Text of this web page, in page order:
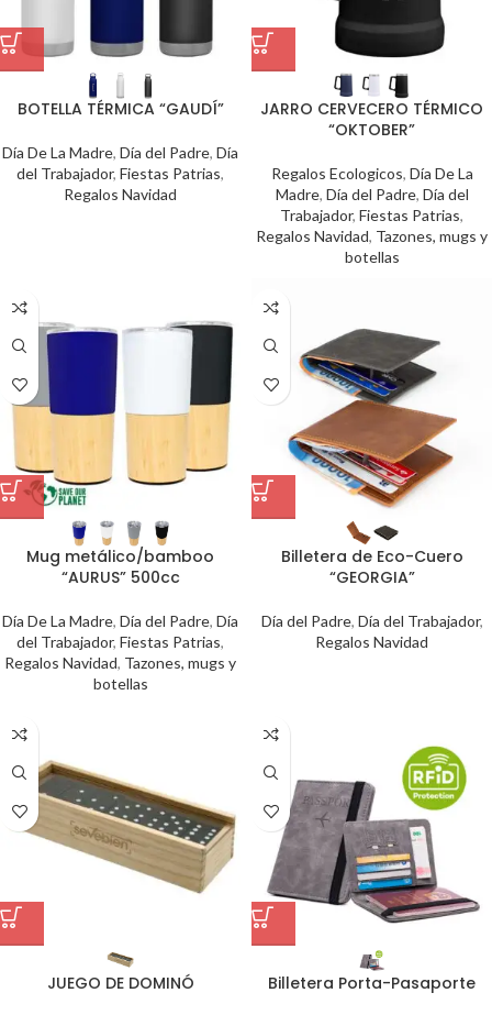
BOTELLA TÉRMICA “GAUDÍ”
Día De La Madre, Día del Padre, Día
del Trabajador, Fiestas Patrias,
Regalos Navidad
JARRO CERVECERO TÉRMICO
“OKTOBER”
Regalos Ecologicos, Día De La
Madre, Día del Padre, Día del
Trabajador, Fiestas Patrias,
Regalos Navidad, Tazones, mugs y
botellas
Mug metálico/bamboo
“AURUS” 500cc
Día De La Madre, Día del Padre, Día
del Trabajador, Fiestas Patrias,
Regalos Navidad, Tazones, mugs y
botellas
Billetera de Eco-Cuero
“GEORGIA”
Día del Padre, Día del Trabajador,
Regalos Navidad
JUEGO DE DOMINÓ Billetera Porta-Pasaporte